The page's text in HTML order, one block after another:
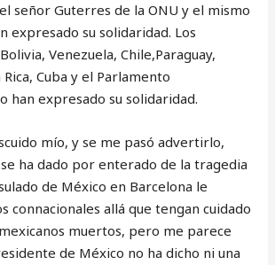
señor Guterres de la ONU y el mismo
expresado su solidaridad. Los
Venezuela, Chile,Paraguay,
Cuba y el Parlamento
han expresado su solidaridad.
mío, y se me pasó advertirlo,
ha dado por enterado de la tragedia
de México en Barcelona le
connacionales allá que tengan cuidado
muertos, pero me parece
de México no ha dicho ni una